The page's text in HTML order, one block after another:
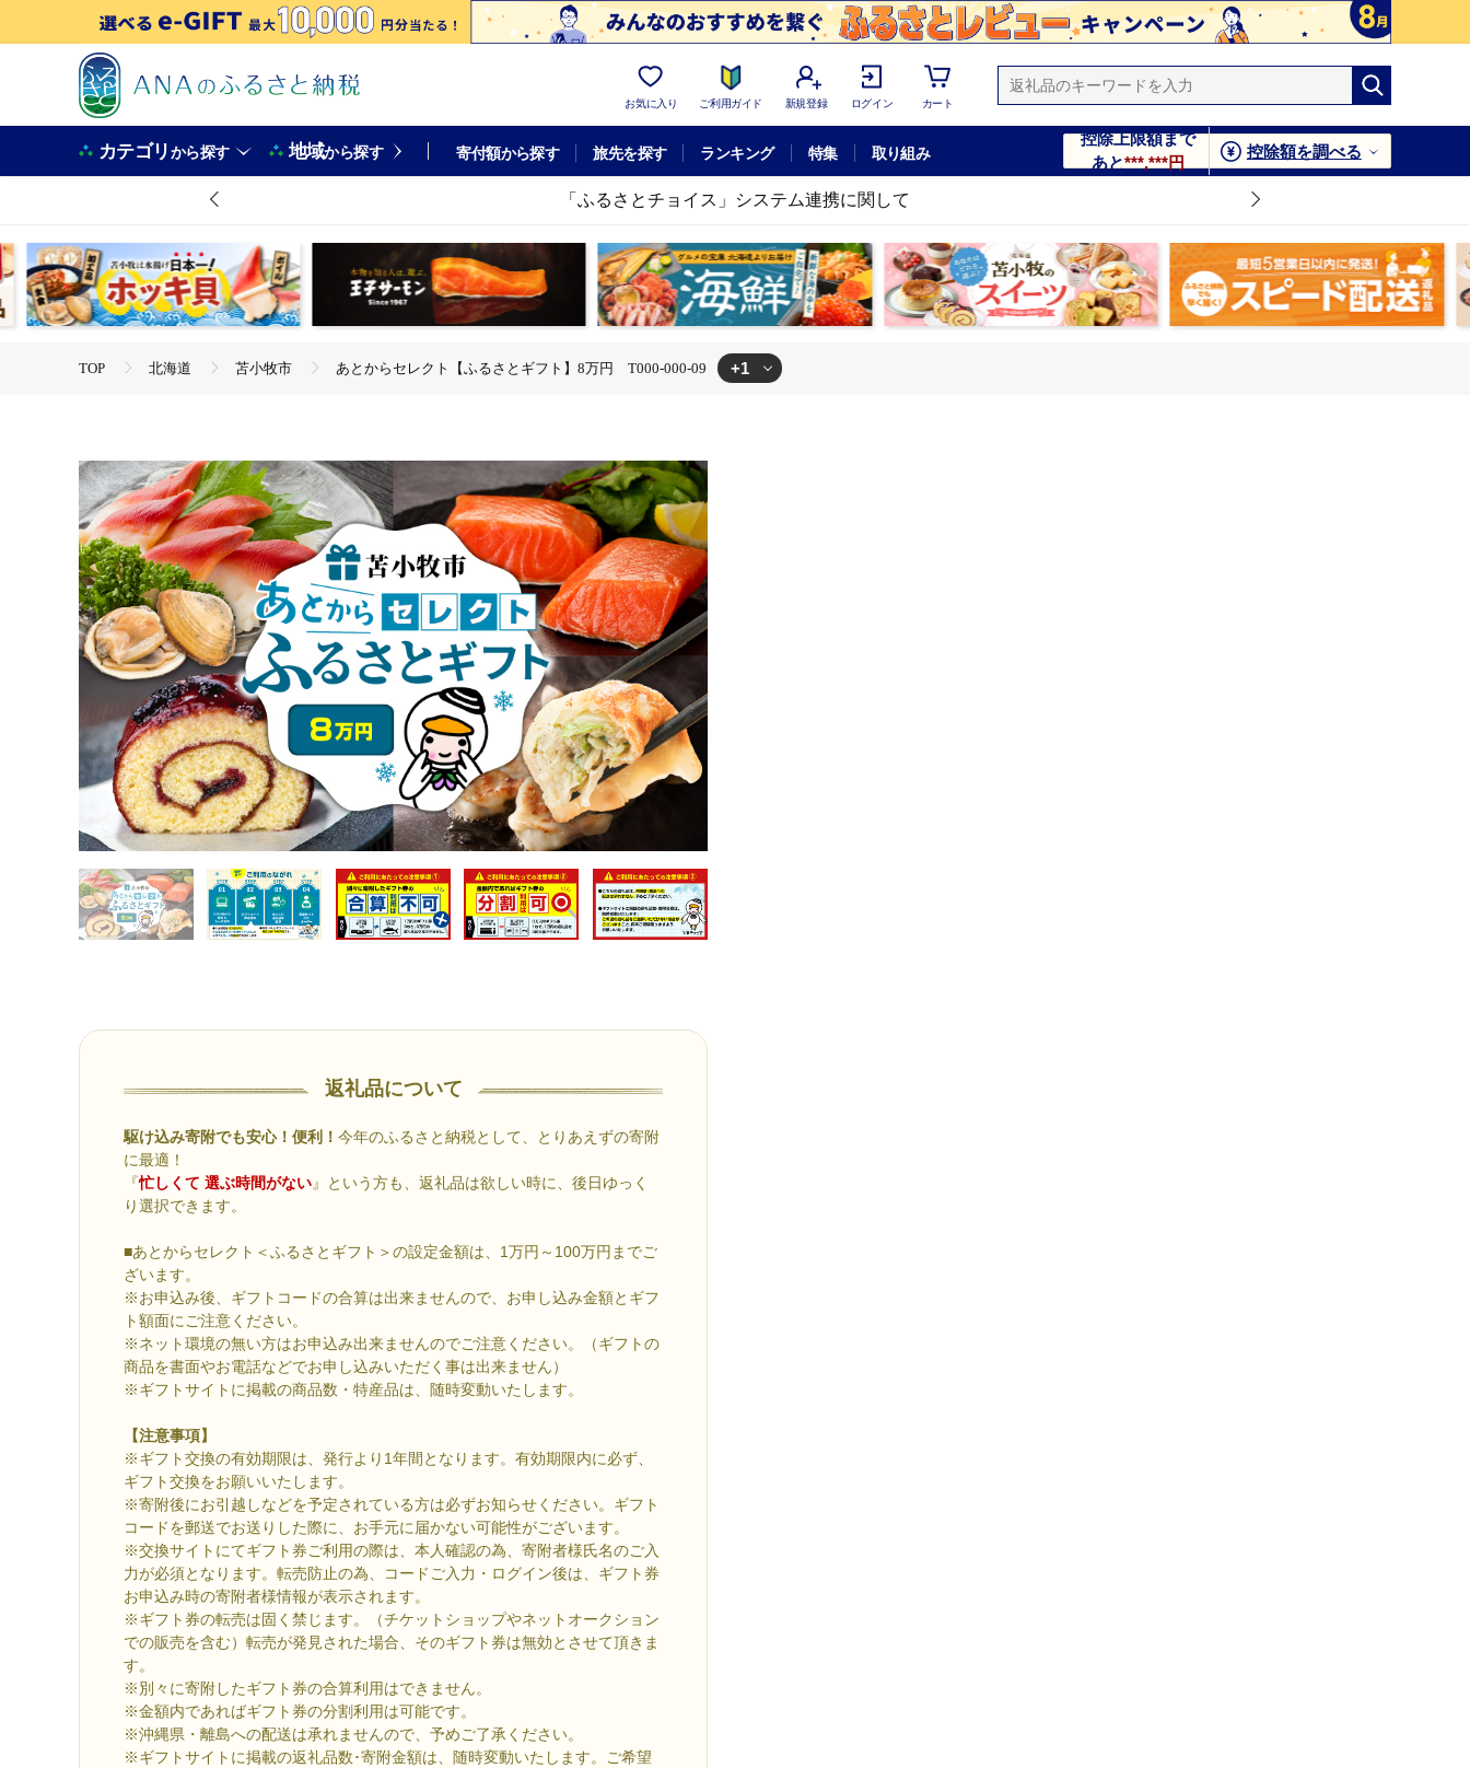
お気に入り ご利用ガイド 新規登録 ログイン カート
カテゴリから探す 地域から探す 寄付額から探す 旅先を探す ランキング 特集 取り組み
控除上限額まで
あと***,***円
控除額を調べる
「ふるさとチョイス」システム連携に関して
TOP 北海道 苫小牧市 あとからセレクト【ふるさとギフト】8万円 T000-000-09 +1
返礼品について
駆け込み寄附でも安心！便利！ 今年のふるさと納税として、とりあえずの寄附
に最適！
『忙しくて 選ぶ時間がない』という方も、返礼品は欲しい時に、後日ゆっく
り選択できます。
■あとからセレクト＜ふるさとギフト＞の設定金額は、1万円～100万円までご
ざいます。
※お申込み後、ギフトコードの合算は出来ませんので、お申し込み金額とギフ
ト額面にご注意ください。
※ネット環境の無い方はお申込み出来ませんのでご注意ください。（ギフトの
商品を書面やお電話などでお申し込みいただく事は出来ません）
※ギフトサイトに掲載の商品数・特産品は、随時変動いたします。
【注意事項】
※ギフト交換の有効期限は、発行より1年間となります。有効期限内に必ず、
ギフト交換をお願いいたします。
※寄附後にお引越しなどを予定されている方は必ずお知らせください。ギフト
コードを郵送でお送りした際に、お手元に届かない可能性がございます。
※交換サイトにてギフト券ご利用の際は、本人確認の為、寄附者様氏名のご入
力が必須となります。転売防止の為、コードご入力・ログイン後は、ギフト券
お申込み時の寄附者様情報が表示されます。
※ギフト券の転売は固く禁じます。（チケットショップやネットオークション
での販売を含む）転売が発見された場合、そのギフト券は無効とさせて頂きま
す。
※別々に寄附したギフト券の合算利用はできません。
※金額内であればギフト券の分割利用は可能です。
※沖縄県・離島への配送は承れませんので、予めご了承ください。
※ギフトサイトに掲載の返礼品数･寄附金額は、随時変動いたします。ご希望